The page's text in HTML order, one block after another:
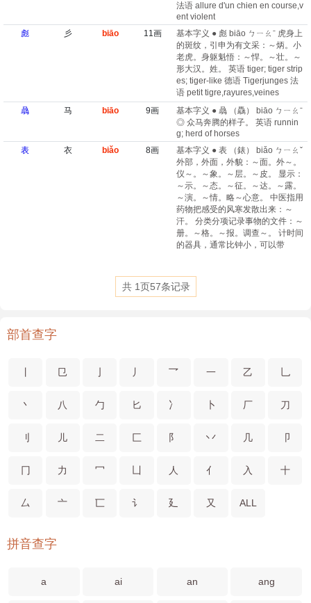
法语 allure d'un chien en course,v
ent violent
彪
彡 biāo 11画
基本字义 ● 彪 biāo ㄅㄧㄠˉ 虎身上
的斑纹，引申为有文采：～炳。小
老虎。身躯魁悟：～悍。～壮。～
形大汉。姓。 英语 tiger; tiger strip
es; tiger-like 德语 Tigerjunges 法
语 petit tigre,rayures,veines
骉
马 biāo 9画
基本字义 ● 骉 （驫） biāo ㄅㄧㄠˉ
◎ 众马奔腾的样子。 英语 runnin
g; herd of horses
表
衣 biǎo 8画
基本字义 ● 表 （錶） biǎo ㄅㄧㄠˇ
外部，外面，外貌：～面。外～。
仪～。～象。～层。～皮。 显示：
～示。～态。～征。～达。～露。
～演。～情。略～心意。 中医指用
药物把感受的风寒发散出来：～
汗。 分类分项记录事物的文件：～
册。～格。～报。调查～。 计时间
的器具，通常比钟小，可以带
共 1页57条记录
部首查字
㔾 丿 乛 一 乙 乚
丶 八 勹 匕 冫 卜 厂 刀
刂 儿 二 匚 阝 丷 几 卩
冂 力 冖 人 亻 入 十
厶 亠 匸 讠 廴 又 ALL
拼音查字
a ai an ang